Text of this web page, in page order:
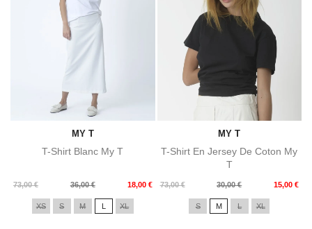
MY T
T-Shirt Blanc My T
73,00 €
Prix
36,00 € 18,00 €
Prix
XS S M L XL
MY T
T-Shirt En Jersey De Coton My
T
73,00 €
Prix
30,00 € 15,00 €
Prix
S M L XL